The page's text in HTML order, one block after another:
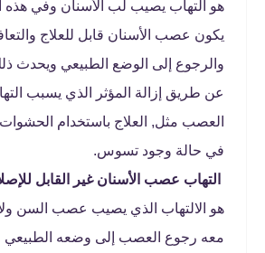
هو التهاب يصيب لب الأسنان وفي هذه
يكون عصب الأسنان قابل للعلاج
والرجوع إلى الوضع الطبيعي ويحدث
عن طريق إزالة المؤثر الذي يسبب
العصب مثل, العلاج باستخدام
في حالة وجود تسوس.
التهاب عصب الأسنان غير القابل
هو الالتهاب الذي يصيب عصب السن
معه رجوع العصب إلى وضعه الطبيعي